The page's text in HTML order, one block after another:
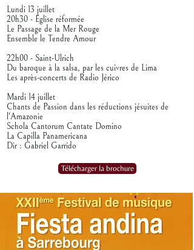
Lundi 13 juillet
20h30 - Église réformée
Le Passage de la Mer Rouge
Ensemble le Tendre Amour
22h00 - Saint-Ulrich
Du baroque à la salsa, par les cuivres de Lima
Les après-concerts de Radio Jérico
Mardi 14 juillet
Chants de Passion dans les réductions jésuites de
l'Amazonie
Schola Cantorum Cantate Domino
La Capilla Panamericana
Dir : Gabriel Garrido
Télécharger la brochure